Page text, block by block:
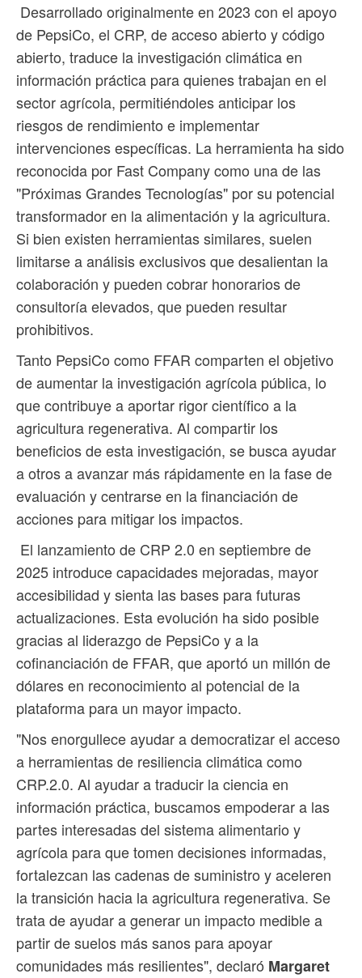
Desarrollado originalmente en 2023 con el apoyo
de PepsiCo, el CRP, de acceso abierto y código
abierto, traduce la investigación climática en
información práctica para quienes trabajan en el
sector agrícola, permitiéndoles anticipar los
riesgos de rendimiento e implementar
intervenciones específicas. La herramienta ha sido
reconocida por Fast Company como una de las
"Próximas Grandes Tecnologías" por su potencial
transformador en la alimentación y la agricultura.
Si bien existen herramientas similares, suelen
limitarse a análisis exclusivos que desalientan la
colaboración y pueden cobrar honorarios de
consultoría elevados, que pueden resultar
prohibitivos.
Tanto PepsiCo como FFAR comparten el objetivo
de aumentar la investigación agrícola pública, lo
que contribuye a aportar rigor científico a la
agricultura regenerativa. Al compartir los
beneficios de esta investigación, se busca ayudar
a otros a avanzar más rápidamente en la fase de
evaluación y centrarse en la financiación de
acciones para mitigar los impactos.
El lanzamiento de CRP 2.0 en septiembre de
2025 introduce capacidades mejoradas, mayor
accesibilidad y sienta las bases para futuras
actualizaciones. Esta evolución ha sido posible
gracias al liderazgo de PepsiCo y a la
cofinanciación de FFAR, que aportó un millón de
dólares en reconocimiento al potencial de la
plataforma para un mayor impacto.
"Nos enorgullece ayudar a democratizar el acceso
a herramientas de resiliencia climática como
CRP.2.0. Al ayudar a traducir la ciencia en
información práctica, buscamos empoderar a las
partes interesadas del sistema alimentario y
agrícola para que tomen decisiones informadas,
fortalezcan las cadenas de suministro y aceleren
la transición hacia la agricultura regenerativa. Se
trata de ayudar a generar un impacto medible a
partir de suelos más sanos para apoyar
comunidades más resilientes", declaró Margaret